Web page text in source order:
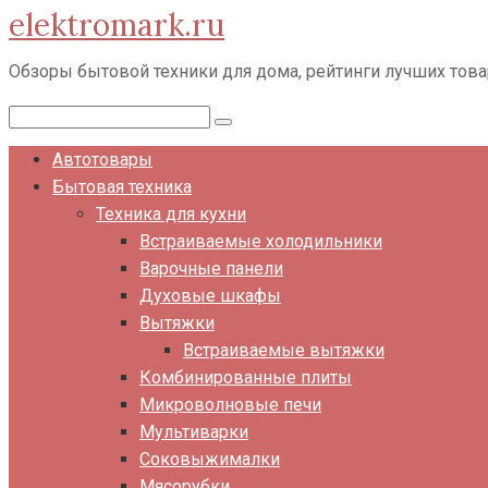
Перейти
к
контенту
elektromark.ru
Обзоры бытовой техники для дома, рейтинги лучших
Автотовары
Бытовая техника
Техника для кухни
Встраиваемые холодильники
Варочные панели
Духовые шкафы
Вытяжки
Встраиваемые вытяжки
Комбинированные плиты
Микроволновые печи
Мультиварки
Соковыжималки